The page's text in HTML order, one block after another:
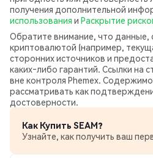
получения дополнительной
использования и Раскрытие
Обратите внимание, что данные,
криптовалютой (например,
сторонних источников и
каких‑либо гарантий. Ссылки на
вне контроля Phemex.
рассматривать как
достоверности.
Как Купить SEAM?
Узнайте, как получить ваш